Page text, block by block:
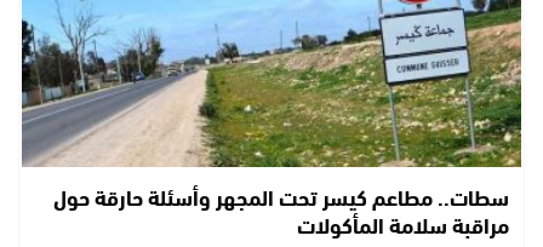
سطات.. مطاعم كيسر تحت المجهر وأسئلة حارقة حول
مراقبة سلامة المأكولات